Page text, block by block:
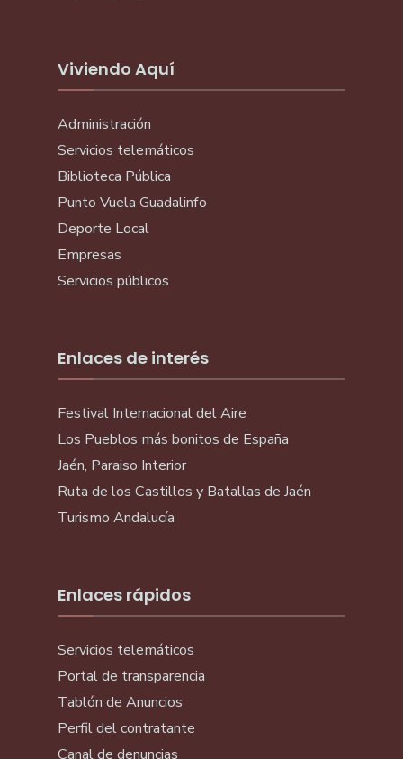
Viviendo Aquí
Administración
Servicios telemáticos
Biblioteca Pública
Punto Vuela Guadalinfo
Deporte Local
Empresas
Servicios públicos
Enlaces de interés
Festival Internacional del Aire
Los Pueblos más bonitos de España
Jaén, Paraiso Interior
Ruta de los Castillos y Batallas de Jaén
Turismo Andalucía
Enlaces rápidos
Servicios telemáticos
Portal de transparencia
Tablón de Anuncios
Perfil del contratante
Canal de denuncias